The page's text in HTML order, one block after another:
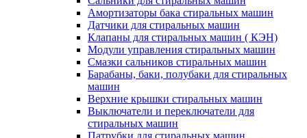
Амортизаторы бака стиральных машин
Датчики для стиральных машин
Клапаны для стиральных машин ( КЭН)
Модули управления стиральных машин
Смазки сальников стиральных машин
Барабаны, баки, полубаки для стиральных
машин
Верхние крышки стиральных машин
Выключатели и переключатели для
стиральных машин
Патрубки для стиральных машин